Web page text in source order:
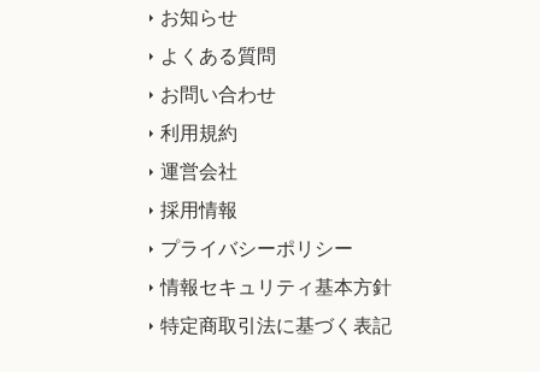
お知らせ
よくある質問
お問い合わせ
利用規約
運営会社
採用情報
プライバシーポリシー
情報セキュリティ基本方針
特定商取引法に基づく表記